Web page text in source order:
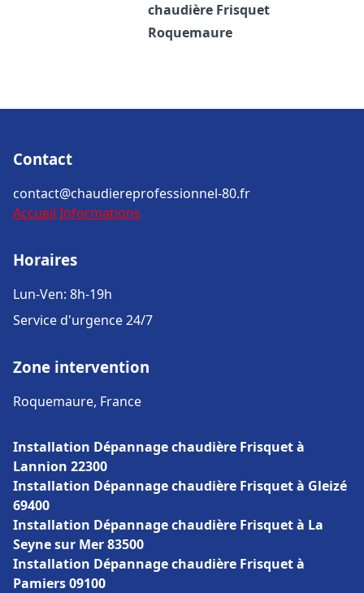
chaudière Frisquet
Roquemaure
Contact
contact@chaudiereprofessionnel-80.fr
Accueil Informations
Horaires
Lun-Ven: 8h-19h
Service d'urgence 24/7
Zone intervention
Roquemaure, France
Installation Dépannage chaudière Frisquet à
Lannion 22300
Installation Dépannage chaudière Frisquet à Gleizé
69400
Installation Dépannage chaudière Frisquet à La
Seyne sur Mer 83500
Installation Dépannage chaudière Frisquet à
Pamiers 09100